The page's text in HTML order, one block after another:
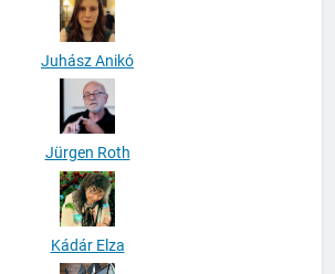
Juhász Anikó
Jürgen Roth
Kádár Elza